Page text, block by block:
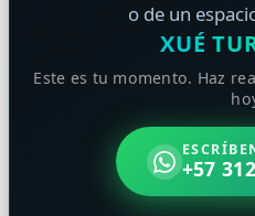
o de un
XUÉ
Este es tu momento. Haz
+57